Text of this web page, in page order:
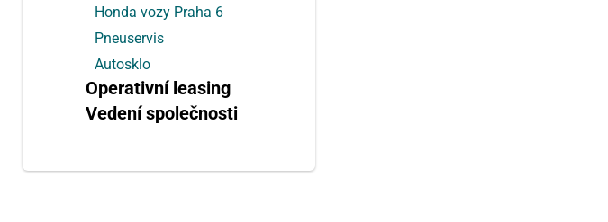
Honda vozy Praha 6
Pneuservis
Autosklo
Operativní leasing
Vedení společnosti